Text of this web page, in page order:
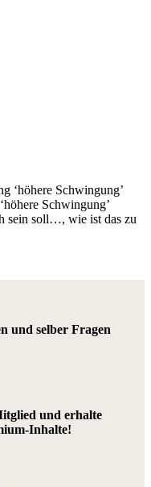
‘höhere Schwingung’
Schwingung’
sein soll…, wie ist das zu
und selber Fragen
und erhalte
Inhalte!